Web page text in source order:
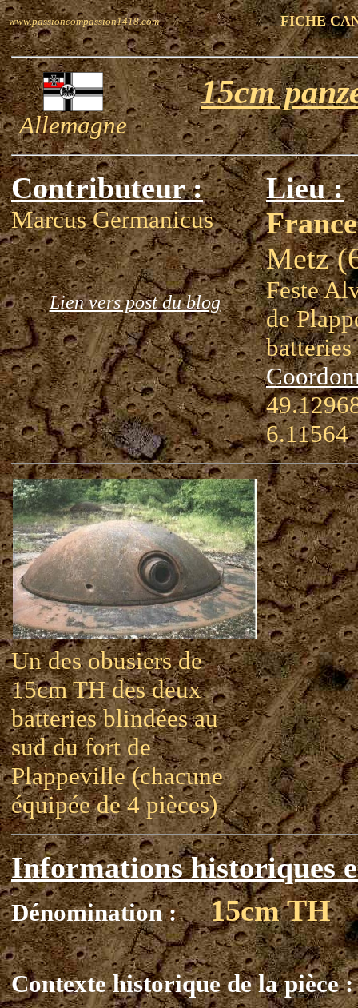
www.passioncompassion1418.com FICHE
Allemagne
15cm
Contributeur :
Marcus Germanicus
Lien vers post du blog
Lieu :
France
Metz
Feste
de
6.11564
Un des obusiers de
15cm TH des deux
batteries blindées au
sud du fort de
Plappeville (chacune
équipée de 4 pièces)
Informations historiques
Dénomination : 15cm TH
Contexte historique de la pièce :